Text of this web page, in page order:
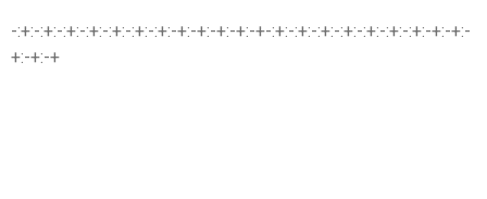
-:+:-:+:-:+:-:+:-:+:-:+:-:+:-+:-+:-+:-+:-+-:+:-:+:-:+:-:+:-:+:-:+:-:+:-+:-+:-
+:-+:-+